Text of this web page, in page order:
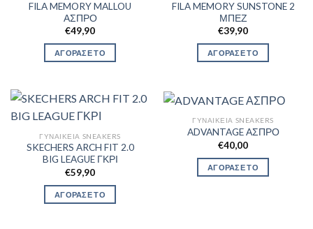
FILA MEMORY MALLOU
ΑΣΠΡΟ
€49,90
ΑΓΟΡΑΣΕ ΤΟ
FILA MEMORY SUNSTONE 2
ΜΠΕΖ
€39,90
ΑΓΟΡΑΣΕ ΤΟ
ΓΥΝΑΙΚΕΊΑ SNEAKERS
SKECHERS ARCH FIT 2.0
BIG LEAGUE ΓΚΡΙ
€59,90
ΑΓΟΡΑΣΕ ΤΟ
ΓΥΝΑΙΚΕΊΑ SNEAKERS
ADVANTAGE ΑΣΠΡΟ
€40,00
ΑΓΟΡΑΣΕ ΤΟ